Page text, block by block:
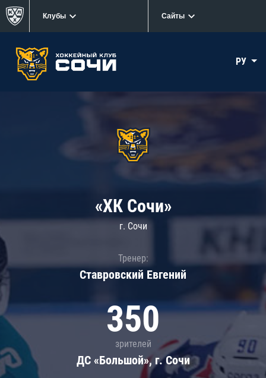
Клубы Сайты
РУ
«ХК Сочи»
г. Сочи
Тренер:
Ставровский Евгений
350
зрителей
ДС «Большой», г. Сочи